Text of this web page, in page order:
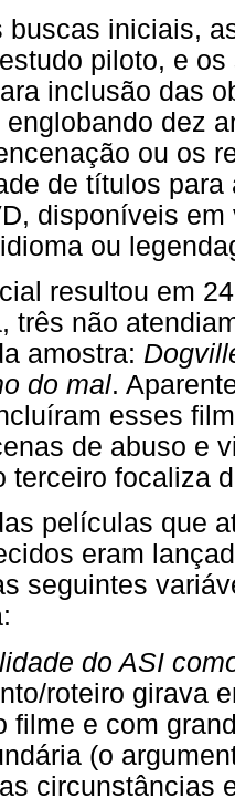
buscas iniciais,
piloto, e
inclusão das
englobando dez
ou os
de títulos
disponíveis
ou
resultou em
três não
amostra:
do mal.
esses
de abuso e
terceiro focaliza
películas que
eram
seguintes
do ASI
roteiro girava
filme e com
(o
circunstâncias